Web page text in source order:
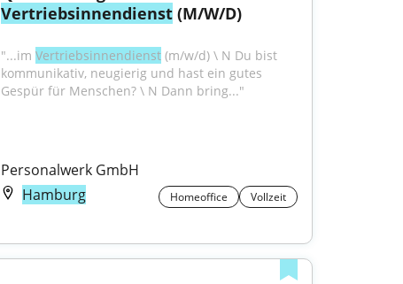
Vertriebsinnendienst (M/W/D)
"...im Vertriebsinnendienst (m/w/d) \ N Du bist
kommunikativ, neugierig und hast ein gutes
Gespür für Menschen? \ N Dann bring..."
Personalwerk GmbH
Hamburg
Homeoffice Vollzeit